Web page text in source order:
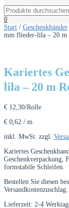
0
Start / Geschenkbänder
mm flieder-lila – 20 m
Kariertes
lila – 20 m
€ 12,30/Rolle
€ 0,62 / m
inkl. MwSt. zzgl.
Kariertes
formstabile Schleifen.
Bestellen Sie diesen
Lieferzeit: 2-4